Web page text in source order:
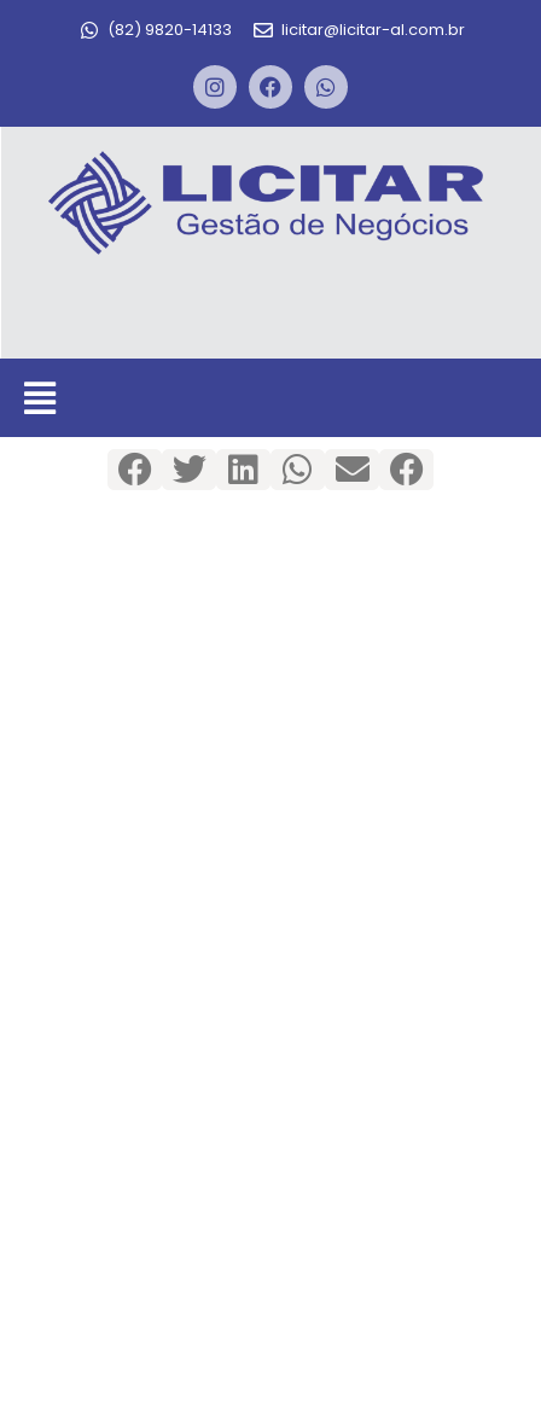
(82) 9820-14133 licitar@licitar-al.com.br